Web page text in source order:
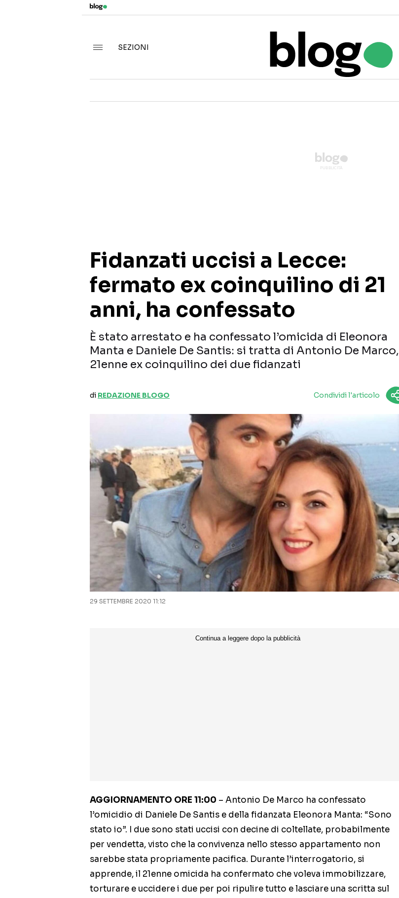
SEZIONI
Fidanzati uccisi a Lecce:
fermato ex coinquilino di 21
anni, ha confessato
È stato arrestato e ha confessato l’omicida di Eleonora
Manta e Daniele De Santis: si tratta di Antonio De Marco,
21enne ex coinquilino dei due fidanzati
di REDAZIONE BLOGO Condividi l'articolo
29 SETTEMBRE 2020 11:12
AGGIORNAMENTO ORE 11:00 – Antonio De Marco ha confessato
l’omicidio di Daniele De Santis e della fidanzata Eleonora Manta: “Sono
stato io”. I due sono stati uccisi con decine di coltellate, probabilmente
per vendetta, visto che la convivenza nello stesso appartamento non
sarebbe stata propriamente pacifica. Durante l’interrogatorio, si
apprende, il 21enne omicida ha confermato che voleva immobilizzare,
torturare e uccidere i due per poi ripulire tutto e lasciare una scritta sul